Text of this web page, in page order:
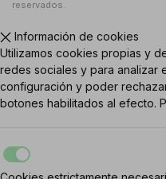
reservados.
Información de cookies
Utilizamos cookies propias y
redes sociales y para analizar
configuración y poder
botones habilitados al efecto.